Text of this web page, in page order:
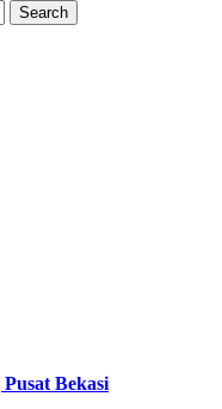
Bekasi